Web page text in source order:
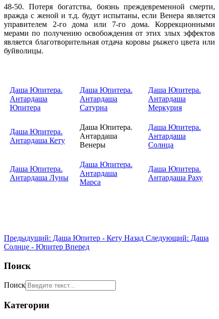
48-50. Потеря богатства, боязнь преждевременной смерти,
вражда с женой и т.д. будут испытаны, если Венера является
управителем 2-го дома или 7-го дома. Коррекционными
мерами по получению освобождения от этих злых эффектов
является благотворительная отдача коровы рыжего цвета или
буйволицы.
Даша Юпитера.
Антардаша
Юпитера
Даша Юпитера.
Антардаша
Сатурна
Даша Юпитера.
Антардаша
Меркурия
Даша Юпитера.
Антардаша Кету
Даша Юпитера.
Антардаша
Венеры
Даша Юпитера.
Антардаша
Солнца
Даша Юпитера.
Антардаша Луны
Даша Юпитера.
Антардаша
Марса
Даша Юпитера.
Антардаша Раху
Предыдущий: Даша Юпитер - Кету Назад Следующий: Даша
Солнце - Юпитер Вперед
Поиск
Поиск
Категории